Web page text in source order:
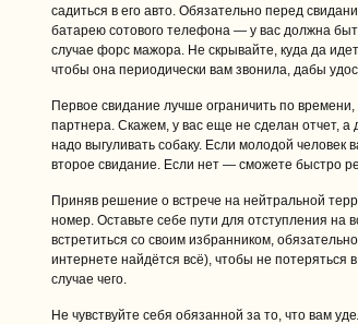
садиться в его авто. Обязательно перед
батарею сотового телефона — у вас должна
случае форс мажора. Не скрывайте, куда да
чтобы она периодически вам звонила, дабы
Первое свидание лучше ограничить по
партнера. Скажем, у вас еще не сделан отчет, а
надо выгуливать собаку. Если молодой человек
второе свидание. Если нет — сможете быстро
Приняв решение о встрече на нейтральной
номер. Оставьте себе пути для отступления на
встретиться со своим избранником,
интернете найдётся всё), чтобы не потеряться
случае чего.
Не чувствуйте себя обязанной за то, что вам